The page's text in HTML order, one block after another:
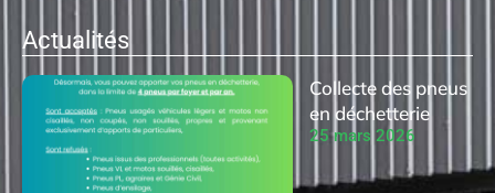
Actualités
Collecte des pneus
en déchetterie
25 mars 2026